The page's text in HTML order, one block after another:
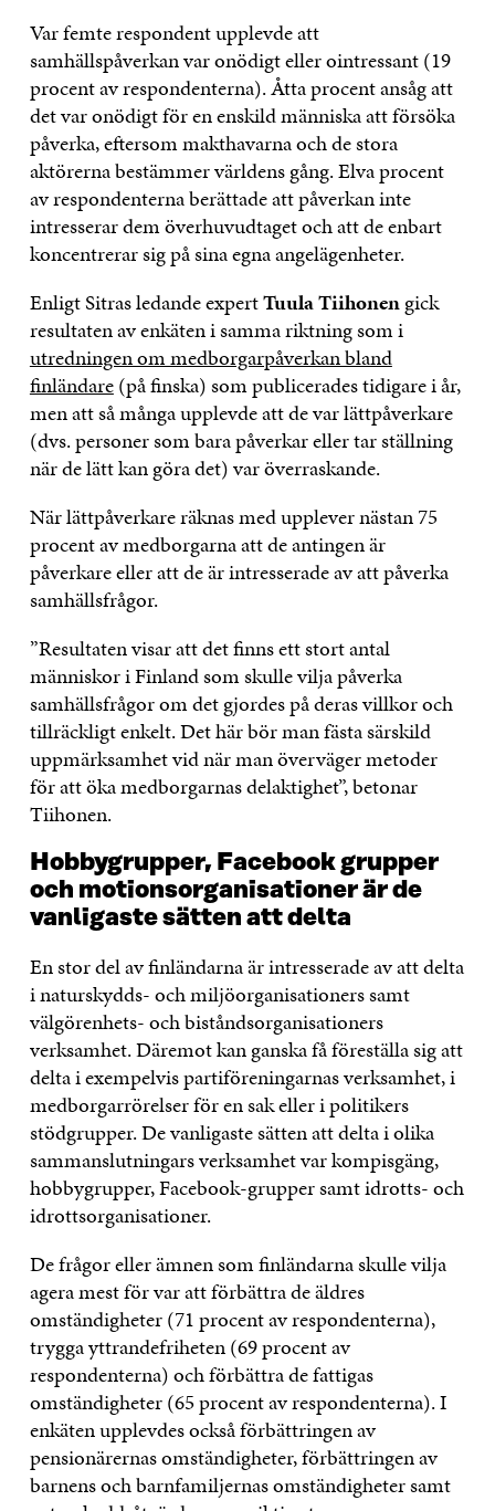
Var femte respondent upplevde att
samhällspåverkan var onödigt eller ointressant (19
procent av respondenterna). Åtta procent ansåg att
det var onödigt för en enskild människa att försöka
påverka, eftersom makthavarna och de stora
aktörerna bestämmer världens gång. Elva procent
av respondenterna berättade att påverkan inte
intresserar dem överhuvudtaget och att de enbart
koncentrerar sig på sina egna angelägenheter.
Enligt Sitras ledande expertTuula Tiihonengick
resultaten av enkäten i samma riktning som i
utredningen om medborgarpåverkan bland
finländare(på finska) som publicerades tidigare i år,
men att så många upplevde att de var lättpåverkare
(dvs. personer som bara påverkar eller tar ställning
när de lätt kan göra det) var överraskande.
När lättpåverkare räknas med upplever nästan 75
procent av medborgarna att de antingen är
påverkare eller att de är intresserade av att påverka
samhällsfrågor.
”Resultaten visar att det finns ett stort antal
människor i Finland som skulle vilja påverka
samhällsfrågor om det gjordes på deras villkor och
tillräckligt enkelt. Det här bör man fästa särskild
uppmärksamhet vid när man överväger metoder
för att öka medborgarnas delaktighet”, betonar
Tiihonen.
Hobbygrupper, Facebook grupper
och motionsorganisationer är de
vanligaste sätten att delta
En stor del av finländarna är intresserade av att delta
i naturskydds- och miljöorganisationers samt
välgörenhets- och biståndsorganisationers
verksamhet. Däremot kan ganska få föreställa sig att
delta i exempelvis partiföreningarnas verksamhet, i
medborgarrörelser för en sak eller i politikers
stödgrupper. De vanligaste sätten att delta i olika
sammanslutningars verksamhet var kompisgäng,
hobbygrupper, Facebook-grupper samt idrotts- och
idrottsorganisationer.
De frågor eller ämnen som finländarna skulle vilja
agera mest för var att förbättra de äldres
omständigheter (71 procent av respondenterna),
trygga yttrandefriheten (69 procent av
respondenterna) och förbättra de fattigas
omständigheter (65 procent av respondenterna). I
enkäten upplevdes också förbättringen av
pensionärernas omständigheter, förbättringen av
barnens och barnfamiljernas omständigheter samt